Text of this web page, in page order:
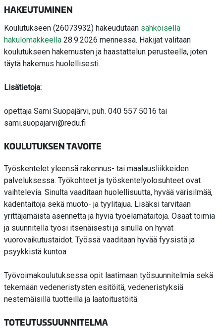
HAKEUTUMINEN
Koulutukseen (26073932) hakeudutaan sähköisellä
hakulomakkeella 28.9.2026 mennessä. Hakijat valitaan
koulutukseen hakemusten ja haastattelun perusteella, joten
täytä hakemus huolellisesti.
Lisätietoja:
opettaja Sami Suopajärvi, puh. 040 557 5016 tai
sami.suopajarvi@redu.fi
KOULUTUKSEN TAVOITE
Työskentelet yleensä rakennus- tai maalausliikkeiden
palveluksessa. Työkohteet ja työskentelyolosuhteet ovat
vaihtelevia. Sinulta vaaditaan huolellisuutta, hyvää värisilmää,
kädentaitoja sekä muoto- ja tyylitajua. Lisäksi tarvitaan
yrittäjämäistä asennetta ja hyviä työelämätaitoja. Osaat toimia
ja suunnitella työsi itsenäisesti ja sinulla on hyvät
vuorovaikutustaidot. Työssä vaaditaan hyvää fyysistä ja
psyykkistä kuntoa.
Työvoimakoulutuksessa opit laatimaan työsuunnitelmia sekä
tekemään vedeneristysten esitöitä, vedeneristyksiä
nestemäisillä tuotteilla ja laatoitustöitä.
TOTEUTUSSUUNNITELMA